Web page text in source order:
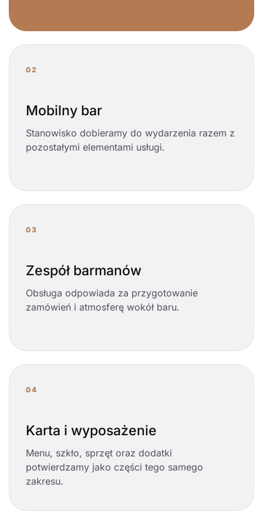
02
Mobilny bar
Stanowisko dobieramy do wydarzenia razem z
pozostałymi elementami usługi.
03
Zespół barmanów
Obsługa odpowiada za przygotowanie
zamówień i atmosferę wokół baru.
04
Karta i wyposażenie
Menu, szkło, sprzęt oraz dodatki
potwierdzamy jako części tego samego
zakresu.